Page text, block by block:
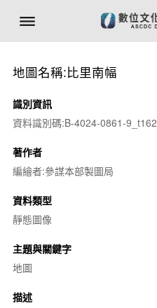
地圖名稱:比里南幅
識別資訊
資料識別碼:B-4024-0861-9_t162
著作者
編繪者:參謀本部製圖局
資料類型
靜態圖像
主題與關鍵字
地圖
描述